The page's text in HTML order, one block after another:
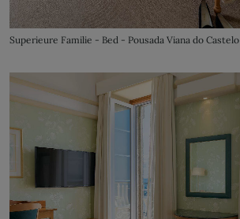
Superieure Familie - Bed - Pousada Viana do Castelo